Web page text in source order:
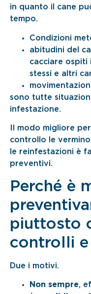
in quanto il cane
tempo.
Condizioni
abitudini del
cacciare ospiti
stessi e altri
sono tutte
infestazione.
Il modo migliore
controllo le
le reinfestazioni è
preventivi.
Perché è
piuttosto
controlli e
Due i motivi.
Non sempre,